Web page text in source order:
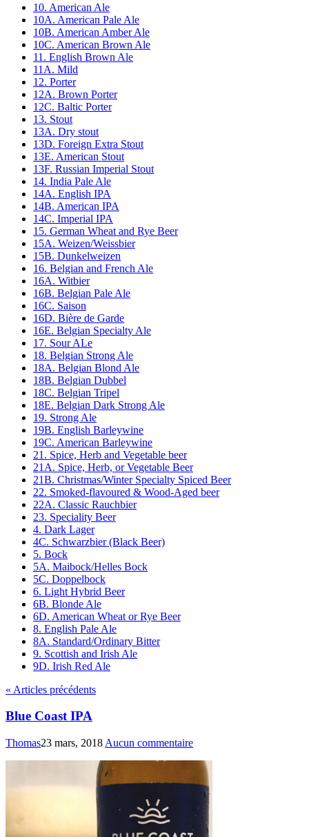
10. American Ale
10A. American Pale Ale
10B. American Amber Ale
10C. American Brown Ale
11. English Brown Ale
11A. Mild
12. Porter
12A. Brown Porter
12C. Baltic Porter
13. Stout
13A. Dry stout
13D. Foreign Extra Stout
13E. American Stout
13F. Russian Imperial Stout
14. India Pale Ale
14A. English IPA
14B. American IPA
14C. Imperial IPA
15. German Wheat and Rye Beer
15A. Weizen/Weissbier
15B. Dunkelweizen
16. Belgian and French Ale
16A. Witbier
16B. Belgian Pale Ale
16C. Saison
16D. Bière de Garde
16E. Belgian Specialty Ale
17. Sour ALe
18. Belgian Strong Ale
18A. Belgian Blond Ale
18B. Belgian Dubbel
18C. Belgian Tripel
18E. Belgian Dark Strong Ale
19. Strong Ale
19B. English Barleywine
19C. American Barleywine
21. Spice, Herb and Vegetable beer
21A. Spice, Herb, or Vegetable Beer
21B. Christmas/Winter Specialty Spiced Beer
22. Smoked-flavoured & Wood-Aged beer
22A. Classic Rauchbier
23. Speciality Beer
4. Dark Lager
4C. Schwarzbier (Black Beer)
5. Bock
5A. Maibock/Helles Bock
5C. Doppelbock
6. Light Hybrid Beer
6B. Blonde Ale
6D. American Wheat or Rye Beer
8. English Pale Ale
8A. Standard/Ordinary Bitter
9. Scottish and Irish Ale
9D. Irish Red Ale
« Articles précédents
Blue Coast IPA
Thomas23 mars, 2018 Aucun commentaire